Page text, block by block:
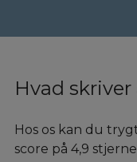
Hvad
Hos os kan du
score på 4,9